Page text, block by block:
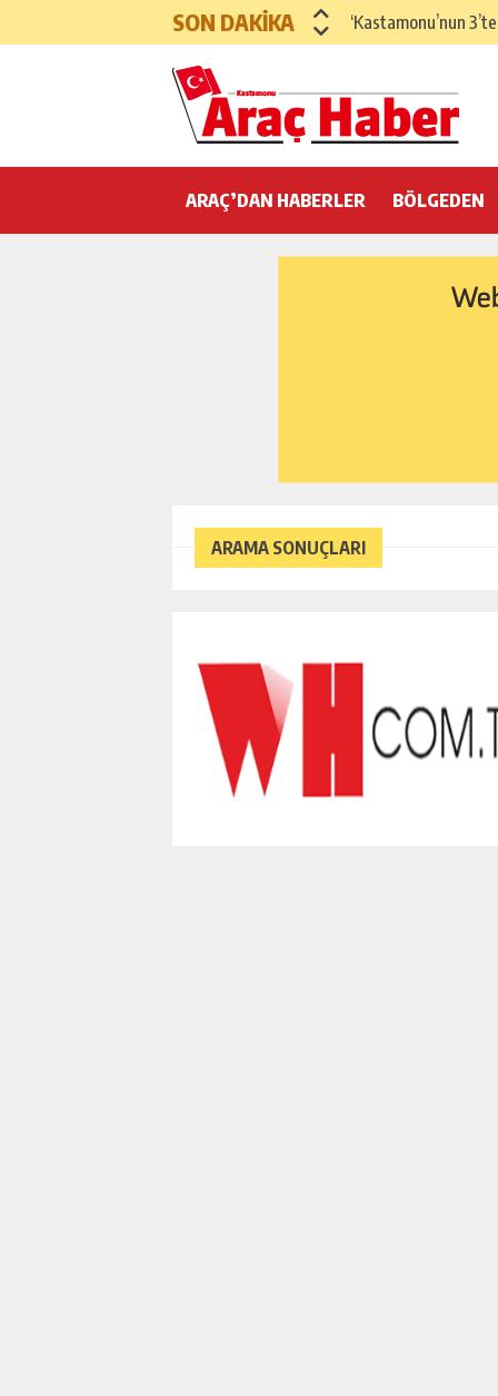
SON DAKİKA
‘Kastamonu’nun
ARAÇ ŞOFÖRLER
Boyalı’ya Halı
ARAÇ’DAN HABERLER BÖLGEDEN
ARAMA SONUÇLARI